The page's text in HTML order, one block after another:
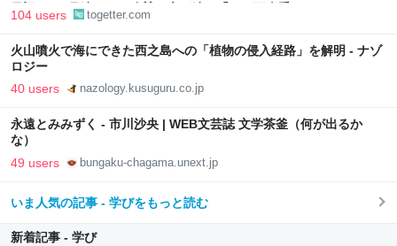
日記も8ヶ月続けた→称賛の声が続々「なお万人受けではない」
104 users togetter.com
火山噴火で海にできた西之島への「植物の侵入経路」を解明 - ナゾ
ロジー
40 users nazology.kusuguru.co.jp
永遠とみみずく - 市川沙央 | WEB文芸誌 文学茶釜（何が出るか
な）
49 users bungaku-chagama.unext.jp
いま人気の記事 - 学びをもっと読む
新着記事 - 学び